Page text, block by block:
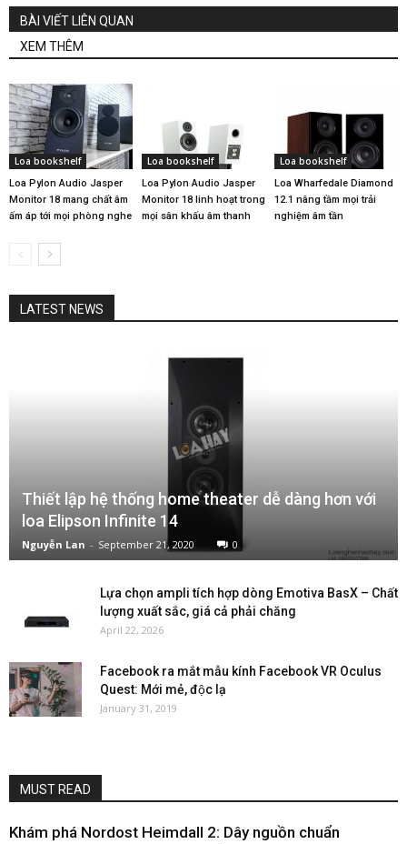
BÀI VIẾT LIÊN QUAN
XEM THÊM
Loa bookshelf
Loa Pylon Audio Jasper
Monitor 18 mang chất âm
ấm áp tới mọi phòng nghe
Loa bookshelf
Loa Pylon Audio Jasper
Monitor 18 linh hoạt trong
mọi sân khấu âm thanh
Loa bookshelf
Loa Wharfedale Diamond
12.1 nâng tầm mọi trải
nghiệm âm tần
LATEST NEWS
Thiết lập hệ thống home theater dễ dàng hơn với
loa Elipson Infinite 14
Nguyễn Lan - September 21, 2020 0
Lựa chọn ampli tích hợp dòng Emotiva BasX – Chất
lượng xuất sắc, giá cả phải chăng
April 22, 2026
Facebook ra mắt mẫu kính Facebook VR Oculus
Quest: Mới mẻ, độc lạ
January 31, 2019
MUST READ
Khám phá Nordost Heimdall 2: Dây nguồn chuẩn